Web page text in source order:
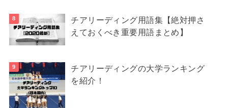
チアリーディング用語集【絶対押さ
えておくべき重要用語まとめ】
チアリーディングの大学ランキング
を紹介！